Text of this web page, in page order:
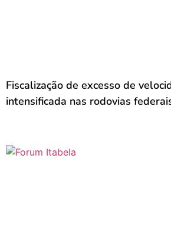
Fiscalização de excesso de
intensificada nas rodovias